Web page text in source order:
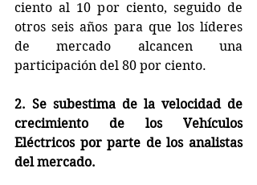
ciento al 10 por ciento, seguido de
otros seis años para que los líderes
de mercado alcancen una
participación del 80 por ciento.
2. Se subestima de la velocidad de
crecimiento de los Vehículos
Eléctricos por parte de los analistas
del mercado.